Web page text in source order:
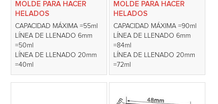
MOLDE PARA HACER
HELADOS
CAPACIDAD MÁXIMA =55ml
LÍNEA DE LLENADO 6mm
=50ml
LÍNEA DE LLENADO 20mm
=40ml
MOLDE PARA HACER
HELADOS
CAPACIDAD MÁXIMA =90ml
LÍNEA DE LLENADO 6mm
=84ml
LÍNEA DE LLENADO 20mm
=72ml